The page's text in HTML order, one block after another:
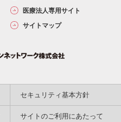
医療法人専用サイト
サイトマップ
セキュリティ基本方針
サイトのご利用にあたって